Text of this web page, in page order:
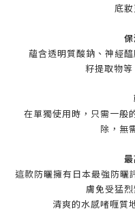
底
蘊含透明質酸鈉、神經
籽提取物等
在單獨使用時，只需一般
除，無
這款防曬擁有日本最強防曬
膚免受猛
清爽的水感啫喱質